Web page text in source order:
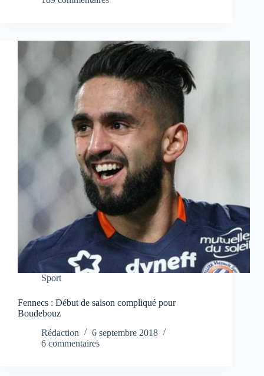
Sport
Fennecs : Début de saison compliqué pour
Boudebouz
Rédaction
6 septembre 2018
6 commentaires